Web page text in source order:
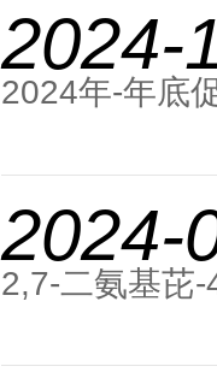
2024-
2024年-年底
2024-
2,7-二氨基芘